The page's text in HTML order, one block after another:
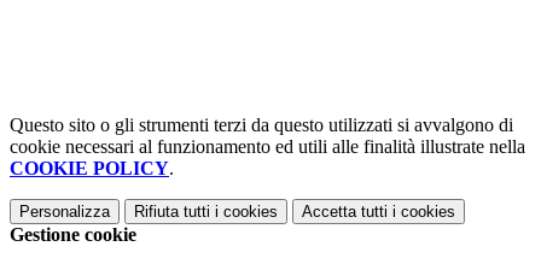
Questo sito o gli strumenti terzi da questo utilizzati si avvalgono di
cookie necessari al funzionamento ed utili alle finalità illustrate nella
COOKIE POLICY.
Personalizza Rifiuta tutti i cookies Accetta tutti i cookies
Gestione cookie